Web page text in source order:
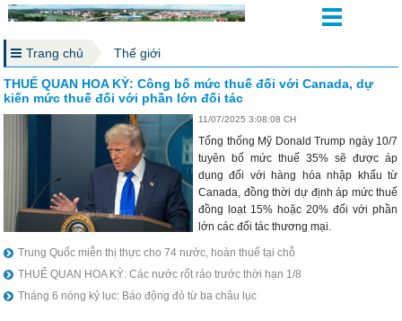
Trang chủ Thế giới
THUẾ QUAN HOA KỲ: Công bố mức thuế đối với Canada, dự
kiến mức thuế đối với phần lớn đối tác
11/07/2025 3:08:08 CH
Tổng thống Mỹ Donald Trump ngày 10/7
tuyên bố mức thuế 35% sẽ được áp
dụng đối với hàng hóa nhập khẩu từ
Canada, đồng thời dự định áp mức thuế
đồng loạt 15% hoặc 20% đối với phần
lớn các đối tác thương mại.
Trung Quốc miễn thị thực cho 74 nước, hoàn thuế tại chỗ
THUẾ QUAN HOA KỲ: Các nước rốt ráo trước thời hạn 1/8
Tháng 6 nóng kỷ lục: Báo động đỏ từ ba châu lục